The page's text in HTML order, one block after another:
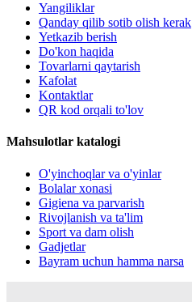
Yangiliklar
Qanday qilib sotib olish kerak
Yetkazib berish
Do'kon haqida
Tovarlarni qaytarish
Kafolat
Kontaktlar
QR kod orqali to'lov
Mahsulotlar katalogi
O'yinchoqlar va o'yinlar
Bolalar xonasi
Gigiena va parvarish
Rivojlanish va ta'lim
Sport va dam olish
Gadjetlar
Bayram uchun hamma narsa